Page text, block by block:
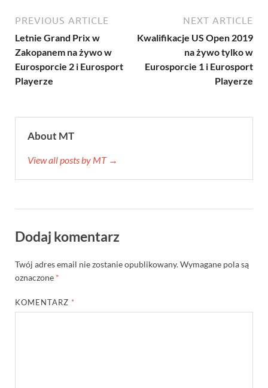
PREVIOUS ARTICLE
Letnie Grand Prix w
Zakopanem na żywo w
Eurosporcie 2 i Eurosport
Playerze
NEXT ARTICLE
Kwalifikacje US Open 2019
na żywo tylko w
Eurosporcie 1 i Eurosport
Playerze
About MT
View all posts by MT →
Dodaj komentarz
Twój adres email nie zostanie opublikowany.Wymagane pola są
oznaczone *
KOMENTARZ *